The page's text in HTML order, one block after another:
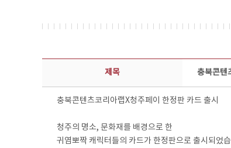
콘텐츠이슈 상세보기 - 제목, 담당부서, 담당자, 담당연락처, 내용, 첨부파일 정보 제공
제목 충북콘텐
충북콘텐츠코리아랩X청주페이 한정판 카드 출시
청주의 명소, 문화재를 배경으로 한
귀염뽀짝 캐릭터들의 카드가 한정판으로 출시되었